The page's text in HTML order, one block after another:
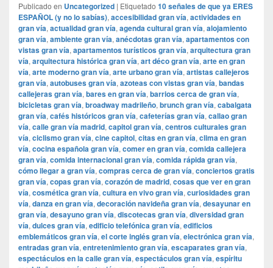
Publicado en Uncategorized | Etiquetado 10 señales de que ya ERES
ESPAÑOL (y no lo sabías), accesibilidad gran vía, actividades en
gran vía, actualidad gran vía, agenda cultural gran vía, alojamiento
gran vía, ambiente gran vía, anécdotas gran vía, apartamentos con
vistas gran vía, apartamentos turísticos gran vía, arquitectura gran
vía, arquitectura histórica gran vía, art déco gran vía, arte en gran
vía, arte moderno gran vía, arte urbano gran vía, artistas callejeros
gran vía, autobuses gran vía, azoteas con vistas gran vía, bandas
callejeras gran vía, bares en gran vía, barrios cerca de gran vía,
bicicletas gran vía, broadway madrileño, brunch gran vía, cabalgata
gran vía, cafés históricos gran vía, cafeterías gran vía, callao gran
vía, calle gran vía madrid, capitol gran vía, centros culturales gran
vía, ciclismo gran vía, cine capitol, citas en gran vía, clima en gran
vía, cocina española gran vía, comer en gran vía, comida callejera
gran vía, comida internacional gran vía, comida rápida gran vía,
cómo llegar a gran vía, compras cerca de gran vía, conciertos gratis
gran vía, copas gran vía, corazón de madrid, cosas que ver en gran
vía, cosmética gran vía, cultura en vivo gran vía, curiosidades gran
vía, danza en gran vía, decoración navideña gran vía, desayunar en
gran vía, desayuno gran vía, discotecas gran vía, diversidad gran
vía, dulces gran vía, edificio telefónica gran vía, edificios
emblemáticos gran vía, el corte inglés gran vía, electrónica gran vía,
entradas gran vía, entretenimiento gran vía, escaparates gran vía,
espectáculos en la calle gran vía, espectáculos gran vía, espíritu